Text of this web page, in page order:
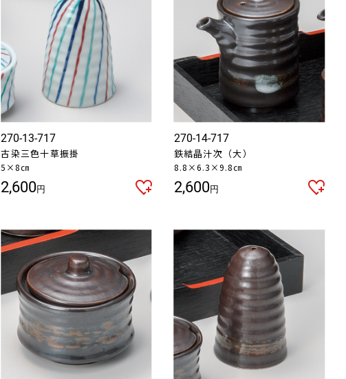
270-13-717
古染三色十草振掛
5×8㎝
2,600円
270-14-717
鉄結晶汁次（大）
8.8×6.3×9.8㎝
2,600円